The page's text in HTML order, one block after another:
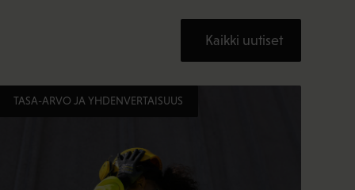
Kaikki uutiset
TASA-ARVO JA YHDENVERTAISUUS